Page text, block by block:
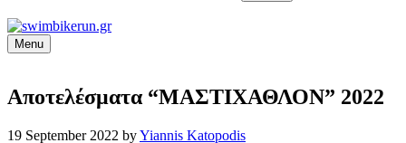
Menu
Αποτελέσματα “ΜΑΣΤΙΧΑΘΛΟΝ” 2022
19 September 2022 byYiannis Katopodis